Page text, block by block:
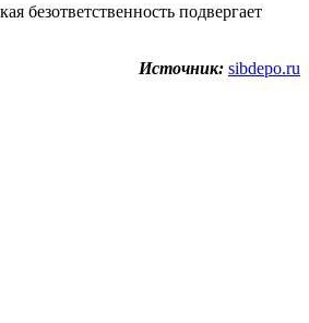
безответственность подвергает
Источник: sibdepo.ru